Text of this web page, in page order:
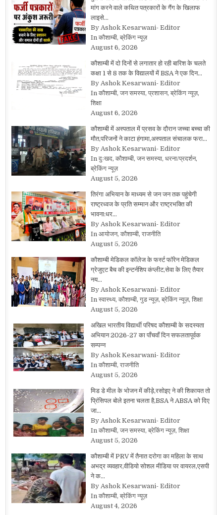
मांग करने वाले कथित पत्रकारों के गैंग के खिलाफ
लाइसे…
By Ashok Kesarwani- Editor
In कौशाम्बी, ब्रेकिंग न्यूज़
August 6, 2026
कौशाम्बी में दो दिनों से लगातार हो रही बारिश के चलते
कक्षा 1 से 8 तक के विद्यालयों में BSA ने एक दिन…
By Ashok Kesarwani- Editor
In कौशाम्बी, जन समस्या, प्रशासन, ब्रेकिंग न्यूज़,
शिक्षा
August 6, 2026
कौशाम्बी में अस्पताल में प्रसव के दौरान जच्चा बच्चा की
मौत,परिजनों ने काटा हंगामा,अस्पताल संचालक फरा…
By Ashok Kesarwani- Editor
In दुःखद, कौशाम्बी, जन समस्या, धरना/प्रदर्शन,
ब्रेकिंग न्यूज़
August 5, 2026
तिरंगा अभियान के माध्यम से जन जन तक पहुंचेगी
राष्ट्रध्वज के प्रति सम्मान और राष्ट्रभक्ति की
भावना:धर…
By Ashok Kesarwani- Editor
In आयोजन, कौशाम्बी, राजनीति
August 5, 2026
कौशाम्बी मेडिकल कॉलेज के फर्स्ट फॉरेन मेडिकल
ग्रेजुएट बैच की इन्टर्नशिप कंप्लीट,सेवा के लिए तैयार
नय…
By Ashok Kesarwani- Editor
In स्वास्थ्य, कौशाम्बी, गुड न्यूज़, ब्रेकिंग न्यूज़, शिक्षा
August 5, 2026
अखिल भारतीय विद्यार्थी परिषद कौशाम्बी के सदस्यता
अभियान 2026-27 का पाँचवाँ दिन सफलतापूर्वक
सम्पन्न
By Ashok Kesarwani- Editor
In कौशाम्बी, राजनीति
August 5, 2026
मिड डे मील के भोजन में कीड़े,रसोइए ने की शिकायत तो
प्रिंसिपल बोले इतना चलता है,BSA ने ABSA को दिए
जा…
By Ashok Kesarwani- Editor
In कौशाम्बी, जन समस्या, ब्रेकिंग न्यूज़, शिक्षा
August 5, 2026
कौशाम्बी में PRV में तैनात दरोगा का महिला के साथ
अभद्र व्यवहार,वीडियो सोशल मीडिया पर वायरल,एसपी
ने क…
By Ashok Kesarwani- Editor
In कौशाम्बी, ब्रेकिंग न्यूज़
August 4, 2026